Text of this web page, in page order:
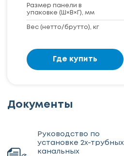
Размер панели в
упаковке (Ш×В×Г), мм
Вес (нетто/брутто), кг
Где купить
Документы
Руководство по
установке 2х-трубных
канальных